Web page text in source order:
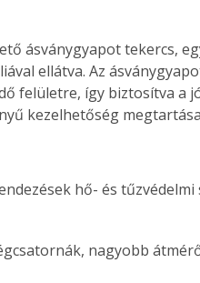
ásványgyapot tekercs,
ellátva. Az
felületre, így biztosítva a
kezelhetőség
hő- és tűzvédelmi
nagyobb